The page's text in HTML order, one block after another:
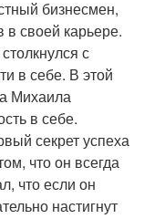
бизнесмен,
в своей карьере.
с
в себе. В этой
Михаила
в себе.
секрет успеха
что он всегда
что если он
настигнут